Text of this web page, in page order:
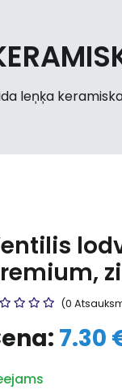
leņķa
(0
7.30